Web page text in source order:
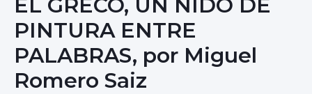
PINTURA ENTRE
PALABRAS, por Miguel
Romero Saiz